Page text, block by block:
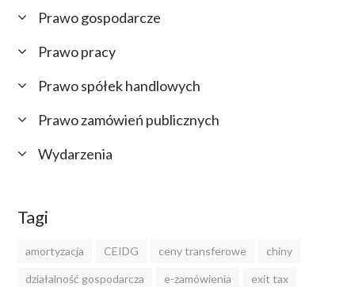
Prawo gospodarcze
Prawo pracy
Prawo spółek handlowych
Prawo zamówień publicznych
Wydarzenia
Tagi
amortyzacja CEIDG ceny transferowe chiny
działalność gospodarcza e-zamówienia exit tax